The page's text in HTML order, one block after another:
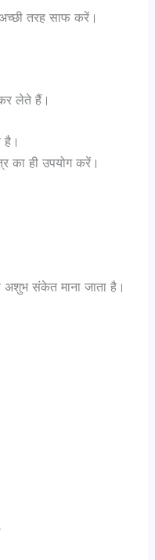
तरह साफ करें।
कर लेते हैं।
है।
का ही उपयोग करें।
संकेत माना जाता है।